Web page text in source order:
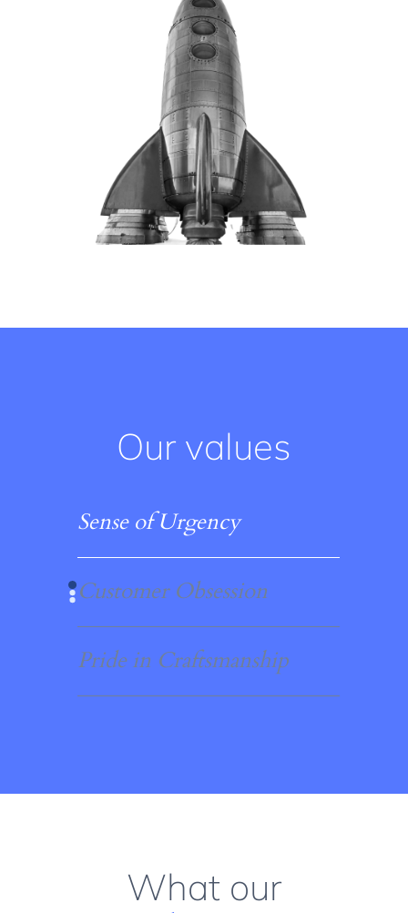
Our values
Sense of Urgency
Customer Obsession
Pride in Craftsmanship
What our